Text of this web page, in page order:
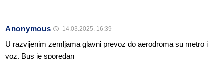
Anonymous 14.03.2025. 16:39
U razvijenim zemljama glavni prevoz do aerodroma su metro i
voz. Bus je sporedan